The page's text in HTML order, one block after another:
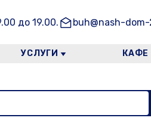
до 19.00. buh@nash-
УСЛУГИ КАФЕ